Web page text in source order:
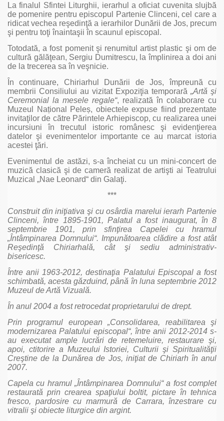
La finalul Sfintei Liturghii, ierarhul a oficiat cuvenita slujbă
de pomenire pentru episcopul Partenie Clinceni, cel care a
ridicat vechea reşedinţă a ierarhilor Dunării de Jos, precum
şi pentru toţi înaintaşii în scaunul episcopal.
Totodată, a fost pomenit şi renumitul artist plastic şi om de
cultură gălăţean, Sergiu Dumitrescu, la împlinirea a doi ani
de la trecerea sa în veşnicie.
În continuare, Chiriarhul Dunării de Jos, împreună cu
membrii Consiliului au vizitat Expoziţia temporară „Artă şi
Ceremonial la mesele regale“, realizată în colaborare cu
Muzeul Național Peleș, obiectele expuse fiind prezentate
invitaţilor de către Părintele Arhiepiscop, cu realizarea unei
incursiuni în trecutul istoric românesc şi evidenţierea
datelor şi evenimentelor importante ce au marcat istoria
acestei ţări.
Evenimentul de astăzi, s-a încheiat cu un mini-concert de
muzică clasică şi de cameră realizat de artişti ai Teatrului
Muzical „Nae Leonard“ din Galaţi.
***
Construit din iniţiativa şi cu osârdia marelui ierarh Partenie
Clinceni, între 1895-1901, Palatul a fost inaugurat, în 8
septembrie 1901, prin sfinţirea Capelei cu hramul
„Întâmpinarea Domnului“. Impunătoarea clădire a fost atât
Reşedinţă Chiriarhală, cât şi sediu administrativ-
bisericesc.
Între anii 1963-2012, destinaţia Palatului Episcopal a fost
schimbată, acesta găzduind, până în luna septembrie 2012
Muzeul de Artă Vizuală.
În anul 2004 a fost retrocedat proprietarului de drept.
Prin programul european „Consolidarea, reabilitarea şi
modernizarea Palatului episcopal“, între anii 2012-2014 s-
au executat ample lucrări de retemeluire, restaurare şi,
apoi, ctitorire a Muzeului Istoriei, Culturii şi Spiritualităţii
Creştine de la Dunărea de Jos, iniţiat de Chiriarh în anul
2007.
Capela cu hramul „Întâmpinarea Domnului“ a fost complet
restaurată prin crearea spaţiului boltit, pictare în tehnica
fresco, pardosire cu marmură de Carrara, înzestrare cu
vitralii şi obiecte liturgice din argint.